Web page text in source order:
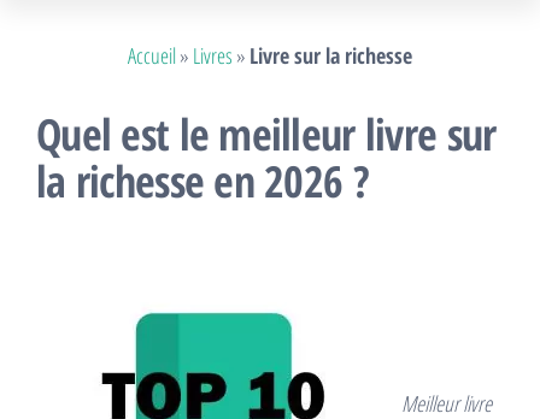
Accueil» Livres » Livre sur la richesse
Quel est le meilleur livre sur
la richesse en 2026 ?
Meilleur livre